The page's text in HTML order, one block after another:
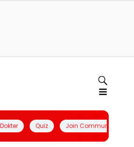
Quiz Join Community